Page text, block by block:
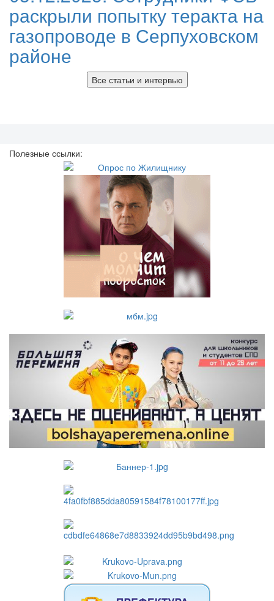
раскрыли попытку теракта на
газопроводе в Серпуховском
районе
Все статьи и интервью
Полезные ссылки: